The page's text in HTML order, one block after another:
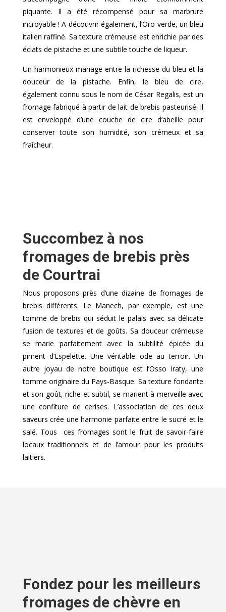
piquante. Il a été récompensé pour sa marbrure
incroyable ! A découvrir également, l’Oro verde, un bleu
italien raffiné. Sa texture crémeuse est enrichie par des
éclats de pistache et une subtile touche de liqueur.
Un harmonieux mariage entre la richesse du bleu et la
douceur de la pistache. Enfin, le bleu de cire,
également connu sous le nom de César Regalis, est un
fromage fabriqué à partir de lait de brebis pasteurisé. Il
est enveloppé d’une couche de cire d’abeille pour
conserver toute son humidité, son crémeux et sa
fraîcheur.
Succombez à nos
fromages de brebis près
de Courtrai
Nous proposons près d’une dizaine de fromages de
brebis différents. Le Manech, par exemple, est une
tomme de brebis qui séduit le palais avec sa délicate
fusion de textures et de goûts. Sa douceur crémeuse
se marie parfaitement avec la subtilité épicée du
piment d’Espelette. Une véritable ode au terroir. Un
autre joyau de notre boutique est l’Osso Iraty, une
tomme originaire du Pays-Basque. Sa texture fondante
et son goût, riche et subtil, se marient à merveille avec
une confiture de cerises. L’association de ces deux
saveurs crée une harmonie parfaite entre le sucré et le
salé. Tous ces fromages sont le fruit de savoir-faire
locaux traditionnels et de l’amour pour les produits
laitiers.
Fondez pour les meilleurs
fromages de chèvre en